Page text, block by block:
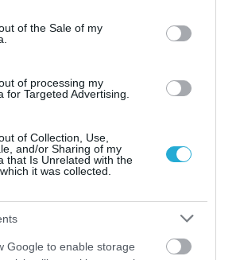
specified purposes in below Google
of the Sale of my
of processing my
for Targeted Advertising.
of Collection, Use,
and/or Sharing of my
that Is Unrelated with the
it was collected.
Google to enable storage
από την κούραση;
για περισσότερη
το πρωί